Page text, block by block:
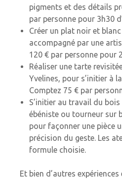
pigments et des détails
par personne pour 3h30
Créer un plat noir et
accompagné par une
120 € par personne pour
Réaliser une tarte
Yvelines, pour s’initier à
Comptez 75 € par
S’initier au travail du
ébéniste ou tourneur sur
pour façonner une pièce
précision du geste. Les
formule choisie.
Et bien d’autres